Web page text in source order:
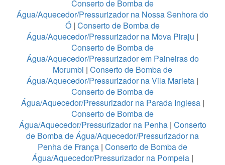
Conserto de Bomba de
Água/Aquecedor/Pressurizador na Nossa Senhora do
Ó | Conserto de Bomba de
Água/Aquecedor/Pressurizador na Mova Piraju |
Conserto de Bomba de
Água/Aquecedor/Pressurizador em Paineiras do
Morumbi | Conserto de Bomba de
Água/Aquecedor/Pressurizador na Vila Marieta |
Conserto de Bomba de
Água/Aquecedor/Pressurizador na Parada Inglesa |
Conserto de Bomba de
Água/Aquecedor/Pressurizador na Penha| Conserto
de Bomba de Água/Aquecedor/Pressurizador na
Penha de França | Conserto de Bomba de
Água/Aquecedor/Pressurizador na Pompeia|